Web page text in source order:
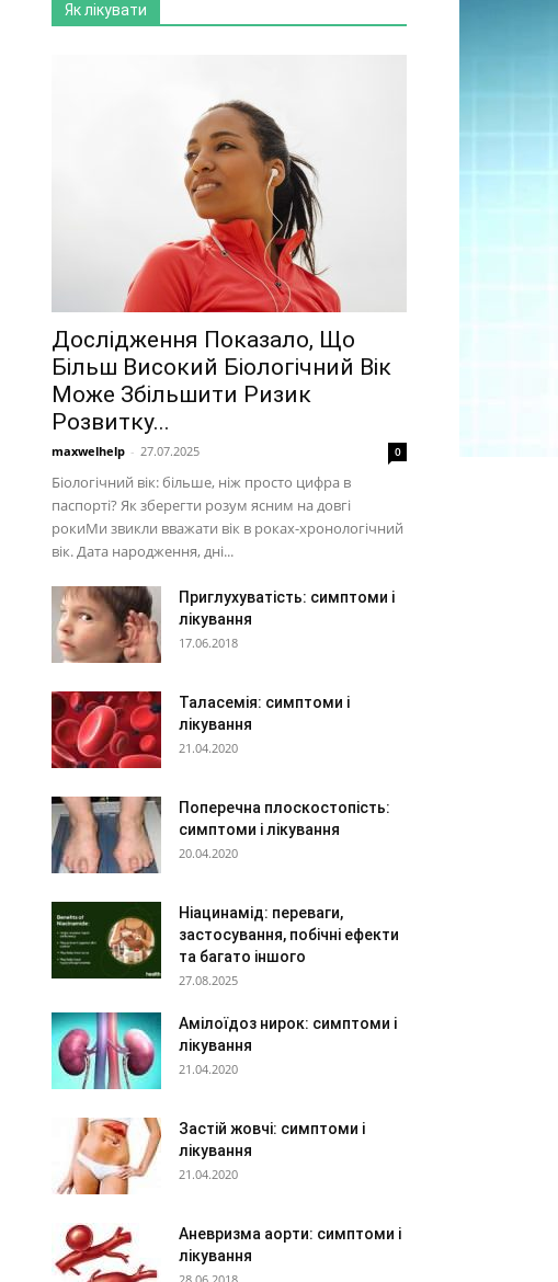
Як лікувати
Дослідження Показало, Що
Більш Високий Біологічний Вік
Може Збільшити Ризик
Розвитку...
maxwelhelp - 27.07.2025 0
Біологічний вік: більше, ніж просто цифра в
паспорті? Як зберегти розум ясним на довгі
рокиМи звикли вважати вік в роках-хронологічний
вік. Дата народження, дні...
Приглухуватість: симптоми і
лікування
17.06.2018
Таласемія: симптоми і
лікування
21.04.2020
Поперечна плоскостопість:
симптоми і лікування
20.04.2020
Ніацинамід: переваги,
застосування, побічні ефекти
та багато іншого
27.08.2025
Амілоїдоз нирок: симптоми і
лікування
21.04.2020
Застій жовчі: симптоми і
лікування
21.04.2020
Аневризма аорти: симптоми і
лікування